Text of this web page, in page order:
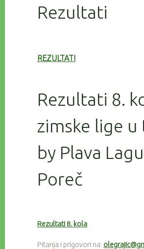
Rezultati
REZULTATI
Rezultati 8.
zimske lige
by Plava
Poreč
Rezultati 8. kola
Pitanja i prigovori na: